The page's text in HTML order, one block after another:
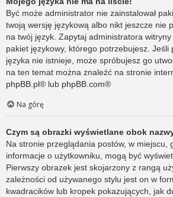
Być może administrator nie zainstalował
twoją wersję językową albo nikt jeszcze nie
na twój język. Zapytaj administratora
pakiet językowy, którego potrzebujesz. Jeśli
języka nie istnieje, może spróbujesz go
na ten temat można znaleźć na stronie
phpBB.pl® lub phpBB.com®
Na górę
Czym są obrazki wyświetlane obok
Na stronie przeglądania postów, w miejscu,
informacje o użytkowniku, mogą być
Pierwszy obrazek jest skojarzony z rangą
zależności od używanego stylu jest on w
kwadracików lub kropek pokazujących, jak